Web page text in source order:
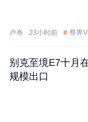
卢奇 23小时前 # 尊界
别克至境E7十月
规模出口